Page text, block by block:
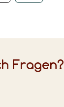
Fragen?